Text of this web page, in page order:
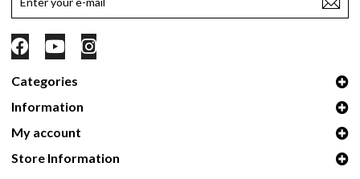
Categories
Information
My account
Store Information